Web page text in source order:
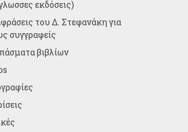
εκδόσεις)
του Δ. Στεφανάκη για
συγγραφείς
βιβλίων